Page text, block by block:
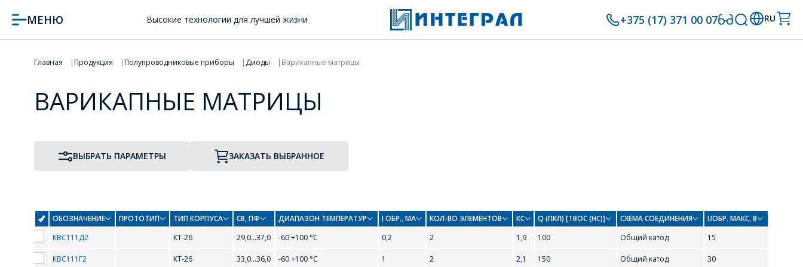
МЕНЮ Высокие технологии для лучшей жизни +375 (17) 371 00 07 RU
Главная Продукция Полупроводниковые приборы Диоды Варикапные матрицы
ВАРИКАПНЫЕ МАТРИЦЫ
ВЫБРАТЬ ПАРАМЕТРЫ ЗАКАЗАТЬ ВЫБРАННОЕ
ОБОЗНАЧЕНИЕ ПРОТОТИП ТИП КОРПУСА CВ, ПФ ДИАПАЗОН ТЕМПЕРАТУР I ОБР., МА КОЛ-ВО ЭЛЕМЕНТОВ КС Q (ПКЛ) [TВОС (НС)] СХЕМА СОЕДИНЕНИЯ
UОБР. МАКС, В
КВС111Д2
КТ-26 29,0...37,0 -60 +100 °С 0,2 2 1,9 100 Общий катод 15
КВС111Г2 КТ-26 33,0...36,0 -60 +100 °С 1 2 2,1 150 Общий катод 30
ОФОРМИТЬ ЗАКАЗ